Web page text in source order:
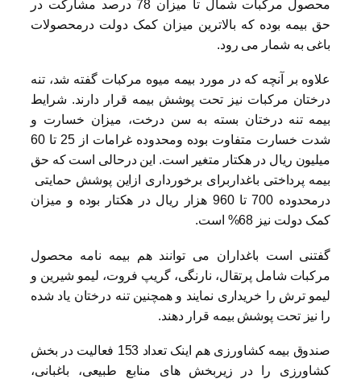
محصول مرکبات شمال تا میزان 78 درصد مشارکت در
حق بیمه بوده که بالاترین میزان کمک دولت درمحصولات
باغی به شمار می رود.
علاوه بر آنچه که در مورد بیمه میوه مرکبات گفته شد، تنه
درختان مرکبات نیز تحت پوشش بیمه قرار دارند. شرایط
بیمه تنه درختان بسته به سن درخت، میزان خسارت و
شدت خسارت متفاوت بوده ومحدوده غرامات از 25 تا 60
میلیون ریال در هکتار متغیر است. این درحالی است که حق
بیمه پرداختی باغداربرای برخورداری ازاین پوشش حمایتی
درمحدوده 700 تا 960 هزار ریال در هکتار بوده و میزان
کمک دولت نیز 68% است.
گفتنی است باغداران می توانند هم بیمه نامه محصول
مرکبات شامل پرتقال، نارنگی، گریپ فروت، لیمو شیرین و
لیمو ترش را خریداری نمایند و همچنین تنه درختان یاد شده
را نیز تحت پوشش بیمه قرار دهند.
صندوق بیمه کشاورزی هم اینک تعداد 153 فعالیت در بخش
کشاورزی را در زیربخش های منابع طبیعی، باغبانی،